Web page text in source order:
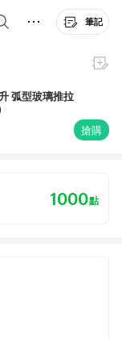
筆記
弧型玻璃推拉
搶購
1000點